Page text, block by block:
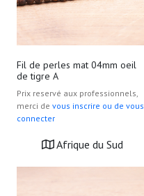
Fil de perles mat 04mm oeil
de tigre A
Prix reservé aux professionnels,
merci de vous inscrire ou de vous
connecter
Afrique du Sud